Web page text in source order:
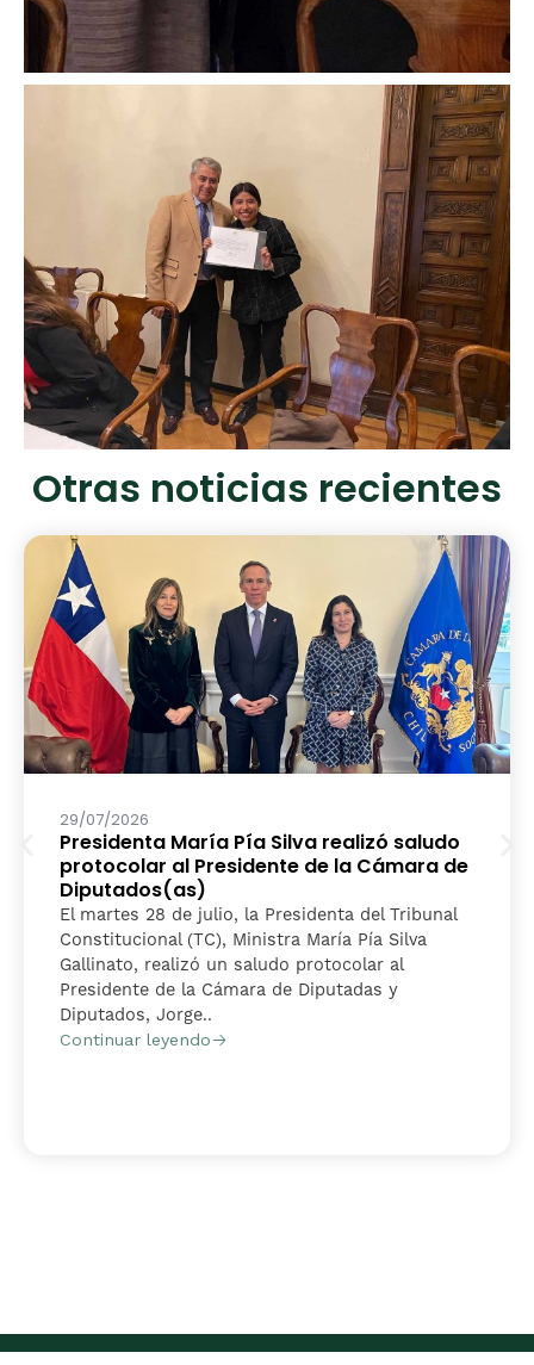
Otras noticias recientes
29/07/2026
Presidenta María Pía Silva realizó saludo
protocolar al Presidente de la Cámara de
Diputados(as)
El martes 28 de julio, la Presidenta del Tribunal
Constitucional (TC), Ministra María Pía Silva
Gallinato, realizó un saludo protocolar al
Presidente de la Cámara de Diputadas y
Diputados, Jorge..
Continuar leyendo